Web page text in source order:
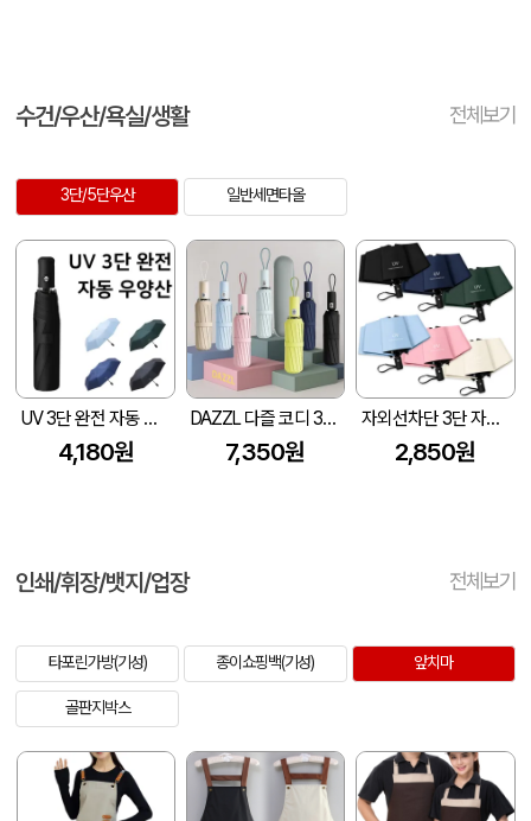
수건/우산/욕실/생활 전체보기
3단/5단우산 일반세면타올
UV 3단 완전 자동 우양산
4,180원
DAZZL 다즐 코디 3단 원터치 12K 완전자동우산 하드파우치 포함 (풀칼라인쇄)
7,350원
자외선차단 3단 자동 암막 양우산
2,850원
인쇄/휘장/뱃지/업장 전체보기
타포린가방(기성) 종이쇼핑백(기성) 앞치마
골판지박스